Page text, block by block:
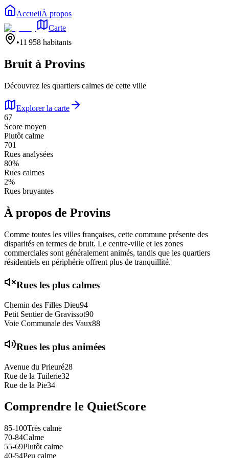
AccueilÀ propos
Carte
•11 958 habitants
Bruit à Provins
Découvrez les quartiers calmes de cette ville
Explorer la carte
67
Score moyen
Plutôt calme
701
Rues analysées
80%
Rues calmes
2%
Rues bruyantes
À propos de Provins
Comme toutes les villes françaises, cette commune présente des
disparités en termes de bruit. Le centre-ville et les zones
commerciales sont généralement animés, tandis que les quartiers
résidentiels en périphérie offrent plus de tranquillité.
Rues les plus calmes
Chemin des Filles Dieu94
Petit Sentier de Gravissot90
Voie Communale des Vaux88
Rues les plus animées
Avenue du Prieuré28
Rue de la Tuilerie32
Rue de la Pie34
Comprendre le QuietScore
85-100Très calme
70-84Calme
55-69Plutôt calme
40-54Peu calme